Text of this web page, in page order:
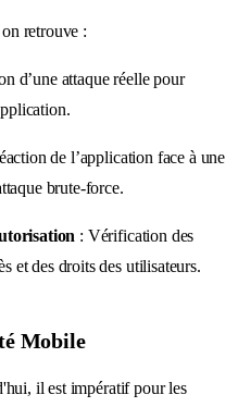
retrouve :
d’une attaque réelle pour
de l’application face à une
brute-force.
: Vérification des
et des droits des utilisateurs.
Mobile
il est impératif pour les